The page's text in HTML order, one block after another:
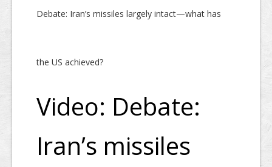
Debate: Iran’s missiles largely intact—what has
the US achieved?
Video: Debate:
Iran’s missiles